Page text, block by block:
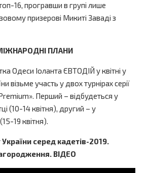
16, програвши в групі лише
призерові Микиті Заваді з
ПЛАНИ
Одеси Іоланта ЄВТОДІЙ у квітні у
візьме участь у двох турнірах серії
Перший – відбудеться у
(10-14 квітня), другий – у
19 квітня).
серед кадетів-2019.
ВІДЕО